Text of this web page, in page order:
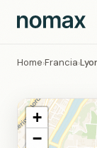
Home›Francia›
+
−